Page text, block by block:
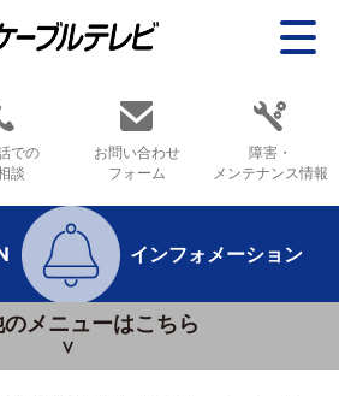
での
談
お問い合わせ
フォーム
障害・
メンテナンス情報
インフォメーション
メニューはこちら